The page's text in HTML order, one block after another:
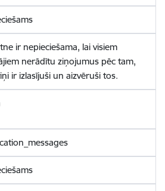
ir nepieciešama, lai visiem
nerādītu ziņojumus pēc tam,
ir izlasījuši un aizvēruši tos.